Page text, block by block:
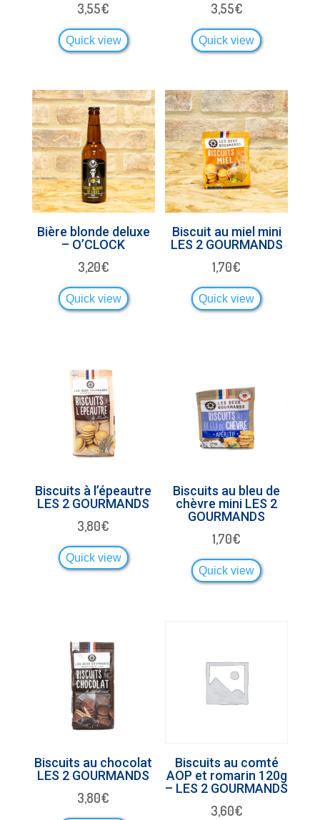
3,55€
Quick view
3,55€
Quick view
Bière blonde deluxe
– O’CLOCK
3,20€
Quick view
Biscuit au miel mini
LES 2 GOURMANDS
1,70€
Quick view
Biscuits à l’épeautre
LES 2 GOURMANDS
3,80€
Quick view
Biscuits au bleu de
chèvre mini LES 2
GOURMANDS
1,70€
Quick view
Biscuits au chocolat
LES 2 GOURMANDS
3,80€
Biscuits au comté
AOP et romarin 120g
– LES 2 GOURMANDS
3,60€